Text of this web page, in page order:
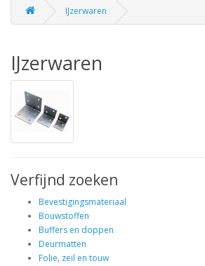
IJzerwaren
IJzerwaren
Verfijnd zoeken
Bevestigingsmateriaal
Bouwstoffen
Buffers en doppen
Deurmatten
Folie, zeil en touw